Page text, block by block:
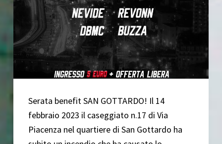
Serata benefit SAN GOTTARDO! Il 14
febbraio 2023 il caseggiato n.17 di Via
Piacenza nel quartiere di San Gottardo ha